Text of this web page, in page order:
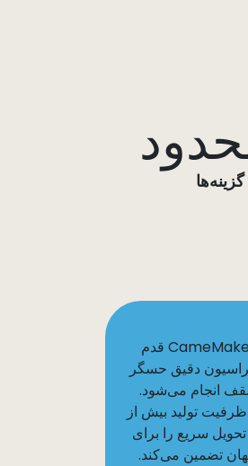
گزینه‌ها
به تأسیسات پیشرفته تولید ماژول دوربین CameMake قدم
دقیق حسگر
انجام می‌شود.
است و با ظرفیت تولید بیش از
تحویل سریع را برای